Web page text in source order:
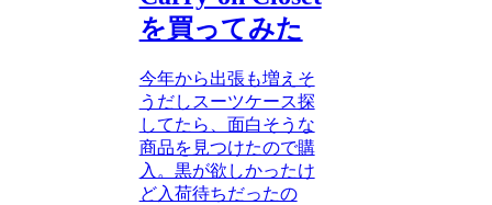
を買ってみた
今年から出張も増えそ
うだしスーツケース探
してたら、面白そうな
商品を見つけたので購
入。黒が欲しかったけ
ど入荷待ちだったの